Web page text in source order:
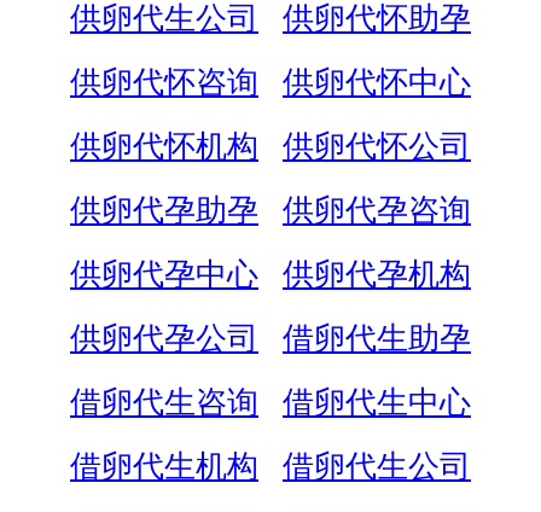
供卵代生公司
供卵代怀助孕
供卵代怀咨询
供卵代怀中心
供卵代怀机构
供卵代怀公司
供卵代孕助孕
供卵代孕咨询
供卵代孕中心
供卵代孕机构
供卵代孕公司
借卵代生助孕
借卵代生咨询
借卵代生中心
借卵代生机构
借卵代生公司